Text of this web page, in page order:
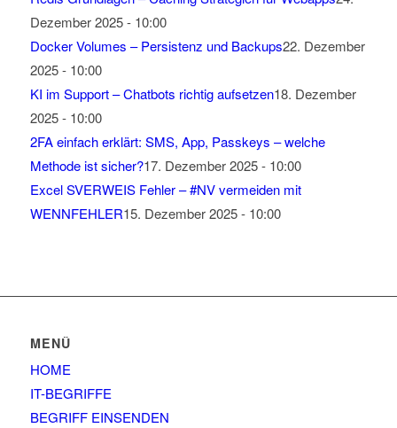
Dezember 2025 - 10:00
Docker Volumes – Persistenz und Backups22. Dezember
2025 - 10:00
KI im Support – Chatbots richtig aufsetzen18. Dezember
2025 - 10:00
2FA einfach erklärt: SMS, App, Passkeys – welche
Methode ist sicher?17. Dezember 2025 - 10:00
Excel SVERWEIS Fehler – #NV vermeiden mit
WENNFEHLER15. Dezember 2025 - 10:00
MENÜ
HOME
IT-BEGRIFFE
BEGRIFF EINSENDEN